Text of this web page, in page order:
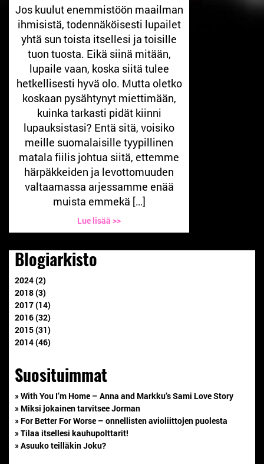
Jos kuulut enemmistöön maailman
ihmisistä, todennäköisesti lupailet
yhtä sun toista itsellesi ja toisille
tuon tuosta. Eikä siinä mitään,
lupaile vaan, koska siitä tulee
hetkellisesti hyvä olo. Mutta oletko
koskaan pysähtynyt miettimään,
kuinka tarkasti pidät kiinni
lupauksistasi? Entä sitä, voisiko
meille suomalaisille tyypillinen
matala fiilis johtua siitä, ettemme
härpäkkeiden ja levottomuuden
valtaamassa arjessamme enää
muista emmekä […]
Lue lisää >>
Blogiarkisto
2024 (2)
2018 (3)
2017 (14)
2016 (32)
2015 (31)
2014 (46)
Suosituimmat
» With You I’m Home – Anna and Markku’s Sami Love Story
» Miksi jokainen tarvitsee Jorman
» For Better For Worse – onnellisten avioliittojen puolesta
» Tilaa itsellesi kauhupolttarit!
» Asuuko teilläkin Joku?